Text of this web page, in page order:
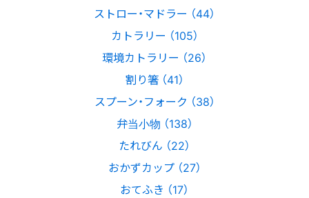
ストロー・マドラー （44）
カトラリー （105）
環境カトラリー （26）
割り箸 （41）
スプーン・フォーク （38）
弁当小物 （138）
たれびん （22）
おかずカップ （27）
おてふき （17）